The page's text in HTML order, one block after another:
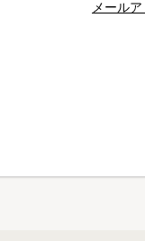
メール